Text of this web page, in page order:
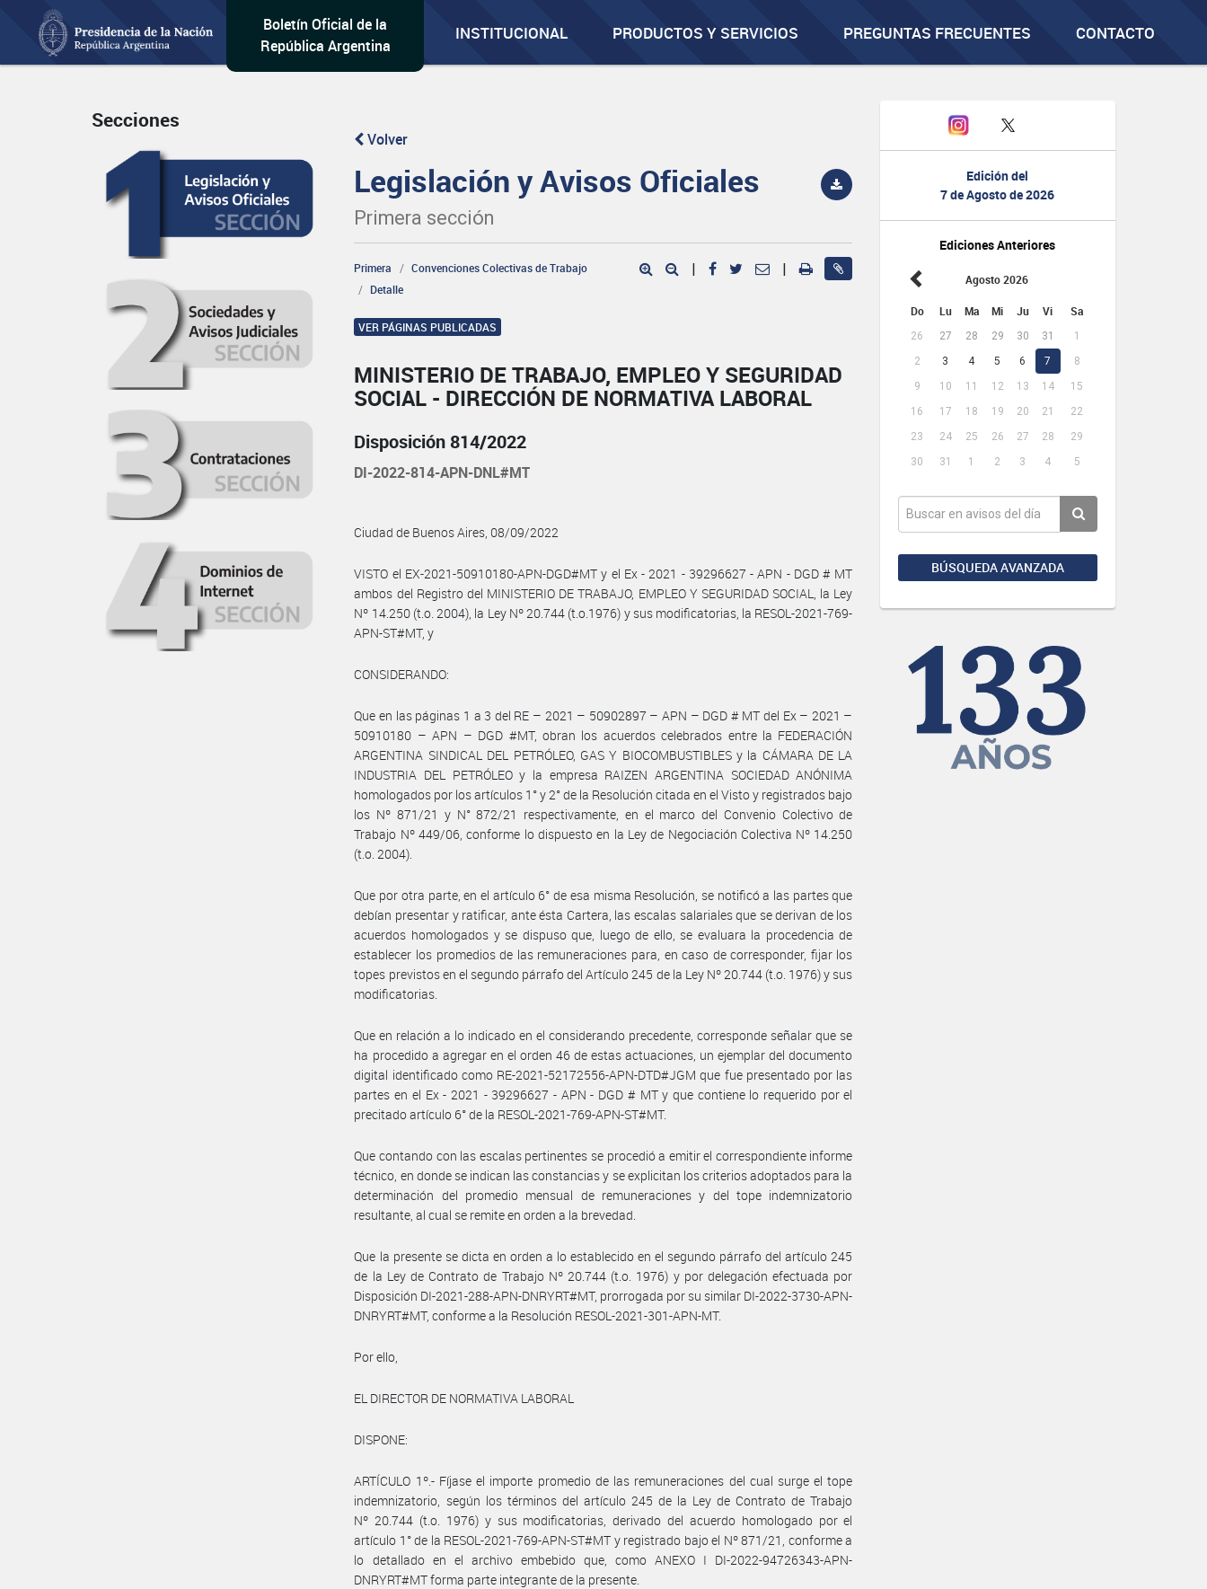
Boletín Oficial de la
República Argentina
INSTITUCIONAL PRODUCTOS Y SERVICIOS PREGUNTAS FRECUENTES CONTACTO
Edición del
7 de Agosto de 2026
Ediciones Anteriores
Agosto 2026
Do Lu Ma Mi Ju Vi Sa
26 27 28 29 30 31
1
2
3 4 5 6 7
8
9
10 11 12 13 14
15
16
17 18 19 20 21
22
23
24 25 26 27 28
29
30
31 1 2 3 4 5
BÚSQUEDA AVANZADA
Secciones
Volver
Legislación y Avisos Oficiales
Primera sección
Primera
Convenciones Colectivas de Trabajo
Detalle
| |
VER PÁGINAS PUBLICADAS
MINISTERIO DE TRABAJO, EMPLEO Y SEGURIDAD
SOCIAL - DIRECCIÓN DE NORMATIVA LABORAL
Disposición 814/2022
DI-2022-814-APN-DNL#MT
Ciudad de Buenos Aires, 08/09/2022
VISTO el EX-2021-50910180-APN-DGD#MT y el Ex - 2021 - 39296627 - APN - DGD # MT
ambos del Registro del MINISTERIO DE TRABAJO, EMPLEO Y SEGURIDAD SOCIAL, la Ley
Nº 14.250 (t.o. 2004), la Ley Nº 20.744 (t.o.1976) y sus modificatorias, la RESOL-2021-769-
APN-ST#MT, y
CONSIDERANDO:
Que en las páginas 1 a 3 del RE – 2021 – 50902897 – APN – DGD # MT del Ex – 2021 –
50910180 – APN – DGD #MT, obran los acuerdos celebrados entre la FEDERACIÓN
ARGENTINA SINDICAL DEL PETRÓLEO, GAS Y BIOCOMBUSTIBLES y la CÁMARA DE LA
INDUSTRIA DEL PETRÓLEO y la empresa RAIZEN ARGENTINA SOCIEDAD ANÓNIMA
homologados por los artículos 1° y 2° de la Resolución citada en el Visto y registrados bajo
los Nº 871/21 y N° 872/21 respectivamente, en el marco del Convenio Colectivo de
Trabajo Nº 449/06, conforme lo dispuesto en la Ley de Negociación Colectiva Nº 14.250
(t.o. 2004).
Que por otra parte, en el artículo 6° de esa misma Resolución, se notificó a las partes que
debían presentar y ratificar, ante ésta Cartera, las escalas salariales que se derivan de los
acuerdos homologados y se dispuso que, luego de ello, se evaluara la procedencia de
establecer los promedios de las remuneraciones para, en caso de corresponder, fijar los
topes previstos en el segundo párrafo del Artículo 245 de la Ley Nº 20.744 (t.o. 1976) y sus
modificatorias.
Que en relación a lo indicado en el considerando precedente, corresponde señalar que se
ha procedido a agregar en el orden 46 de estas actuaciones, un ejemplar del documento
digital identificado como RE-2021-52172556-APN-DTD#JGM que fue presentado por las
partes en el Ex - 2021 - 39296627 - APN - DGD # MT y que contiene lo requerido por el
precitado artículo 6° de la RESOL-2021-769-APN-ST#MT.
Que contando con las escalas pertinentes se procedió a emitir el correspondiente informe
técnico, en donde se indican las constancias y se explicitan los criterios adoptados para la
determinación del promedio mensual de remuneraciones y del tope indemnizatorio
resultante, al cual se remite en orden a la brevedad.
Que la presente se dicta en orden a lo establecido en el segundo párrafo del artículo 245
de la Ley de Contrato de Trabajo Nº 20.744 (t.o. 1976) y por delegación efectuada por
Disposición DI-2021-288-APN-DNRYRT#MT, prorrogada por su similar DI-2022-3730-APN-
DNRYRT#MT, conforme a la Resolución RESOL-2021-301-APN-MT.
Por ello,
EL DIRECTOR DE NORMATIVA LABORAL
DISPONE:
ARTÍCULO 1º.- Fíjase el importe promedio de las remuneraciones del cual surge el tope
indemnizatorio, según los términos del artículo 245 de la Ley de Contrato de Trabajo
Nº 20.744 (t.o. 1976) y sus modificatorias, derivado del acuerdo homologado por el
artículo 1° de la RESOL-2021-769-APN-ST#MT y registrado bajo el Nº 871/21, conforme a
lo detallado en el archivo embebido que, como ANEXO I DI-2022-94726343-APN-
DNRYRT#MT forma parte integrante de la presente.